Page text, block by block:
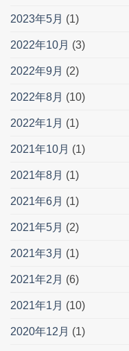
2023年5月 (1)
2022年10月 (3)
2022年9月 (2)
2022年8月 (10)
2022年1月 (1)
2021年10月 (1)
2021年8月 (1)
2021年6月 (1)
2021年5月 (2)
2021年3月 (1)
2021年2月 (6)
2021年1月 (10)
2020年12月 (1)